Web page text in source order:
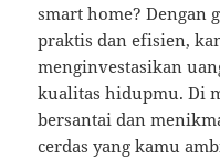
smart home? Dengan
praktis dan efisien,
menginvestasikan
kualitas hidupmu. Di
bersantai dan
cerdas yang kamu